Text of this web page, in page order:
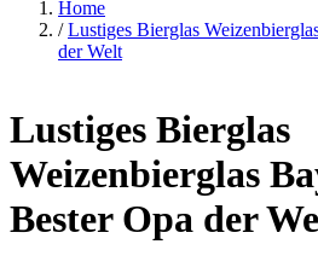
Home
/ Lustiges Bierglas
der Welt
Lustiges Bierglas
Weizenbierglas
Bester Opa der